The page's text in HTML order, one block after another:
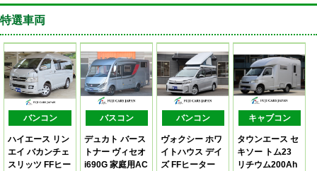
特選車両
バンコン
ハイエース リン
エイ バカンチェ
スリッツ FFヒー
バスコン
デュカト バース
トナー ヴィセオ
i690G 家庭用AC
バンコン
ヴォクシー ホワ
イトハウス デイ
ズ FFヒーター
キャブコン
タウンエース セ
キソー トム23
リチウム200Ah